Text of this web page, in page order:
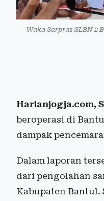
Waka Sarpras SLBN 2
Harianjogja.com,
beroperasi di
dampak
Dalam laporan
dari pengolahan
Kabupaten